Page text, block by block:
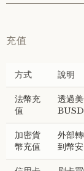
充值
方式 說明
法幣充
值
透過
加密貨
幣充值
外部
到幣安